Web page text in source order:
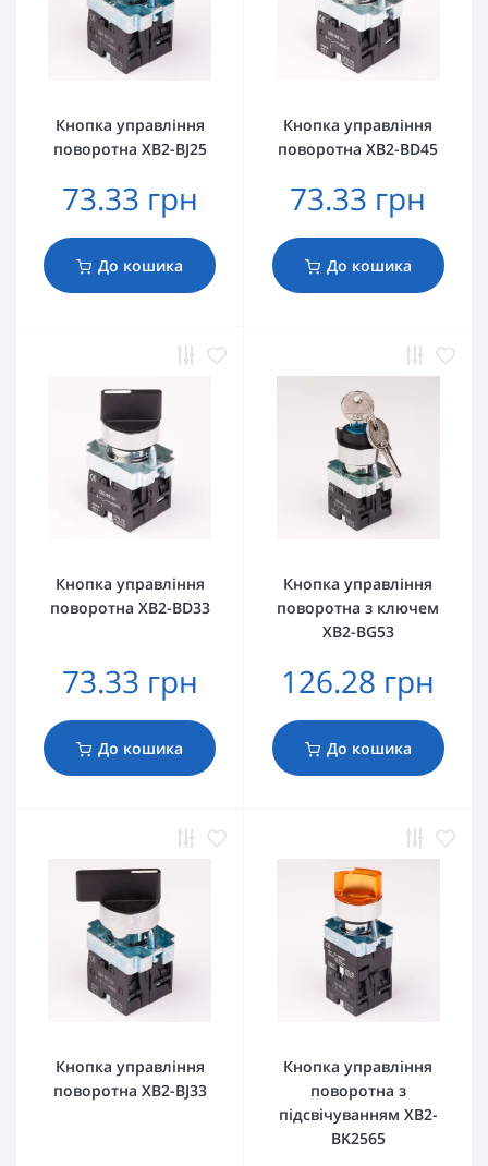
Кнопка управління
поворотна XB2-BJ25
73.33 грн
До кошика
Кнопка управління
поворотна XB2-BD45
73.33 грн
До кошика
Кнопка управління
поворотна XB2-BD33
73.33 грн
До кошика
Кнопка управління
поворотна з ключем
XB2-BG53
126.28 грн
До кошика
Кнопка управління
поворотна XB2-BJ33
Кнопка управління
поворотна з
підсвічуванням XB2-
BK2565